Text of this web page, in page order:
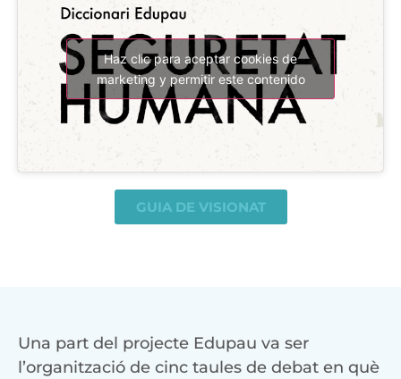
Haz clic para aceptar cookies de
marketing y permitir este contenido
GUIA DE VISIONAT
Una part del projecte Edupau va ser
l’organització de cinc taules de debat en què